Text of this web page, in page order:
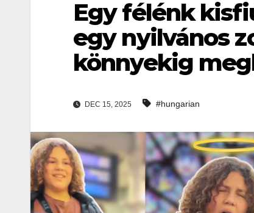
Egy félénk
egy nyilvános
könnyekig
DEC 15, 2025 #hungarian